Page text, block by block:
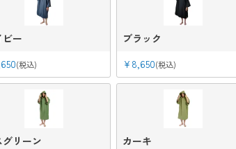
ビー
税込
ブラック
¥ 8,650 税込
グリーン
カーキ